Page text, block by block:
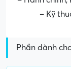
– Kỹ
Phần dành